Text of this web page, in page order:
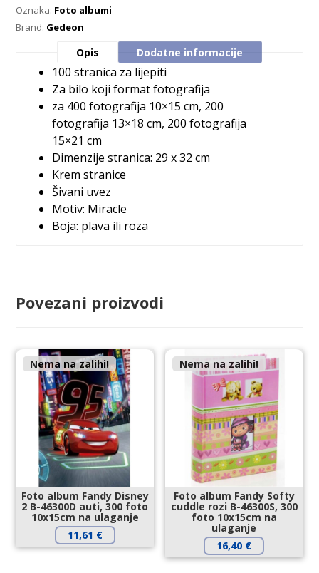
Oznaka: Foto albumi
Brand: Gedeon
Opis Dodatne informacije
100 stranica za lijepiti
Za bilo koji format fotografija
za 400 fotografija 10×15 cm, 200
fotografija 13×18 cm, 200 fotografija
15×21 cm
Dimenzije stranica: 29 x 32 cm
Krem stranice
Šivani uvez
Motiv: Miracle
Boja: plava ili roza
Povezani proizvodi
Nema na zalihi!
Foto album Fandy Disney
2 B-46300D auti, 300 foto
10x15cm na ulaganje
11,61 €
Nema na zalihi!
Foto album Fandy Softy
cuddle rozi B-46300S, 300
foto 10x15cm na
ulaganje
16,40 €